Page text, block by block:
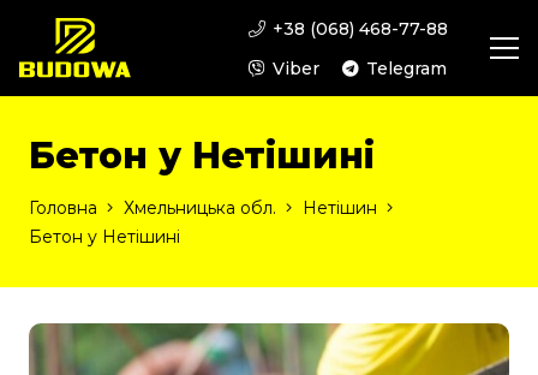
+38 (068) 468-77-88
Viber
Telegram
Бетон у Нетішині
Головна Хмельницька обл.
Нетішин
Бетон у Нетішині